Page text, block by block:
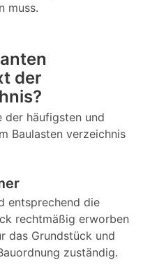
muss.
der
der häufigsten und
Baulasten verzeichnis
entsprechend die
rechtmäßig erworben
das Grundstück und
zuständig.